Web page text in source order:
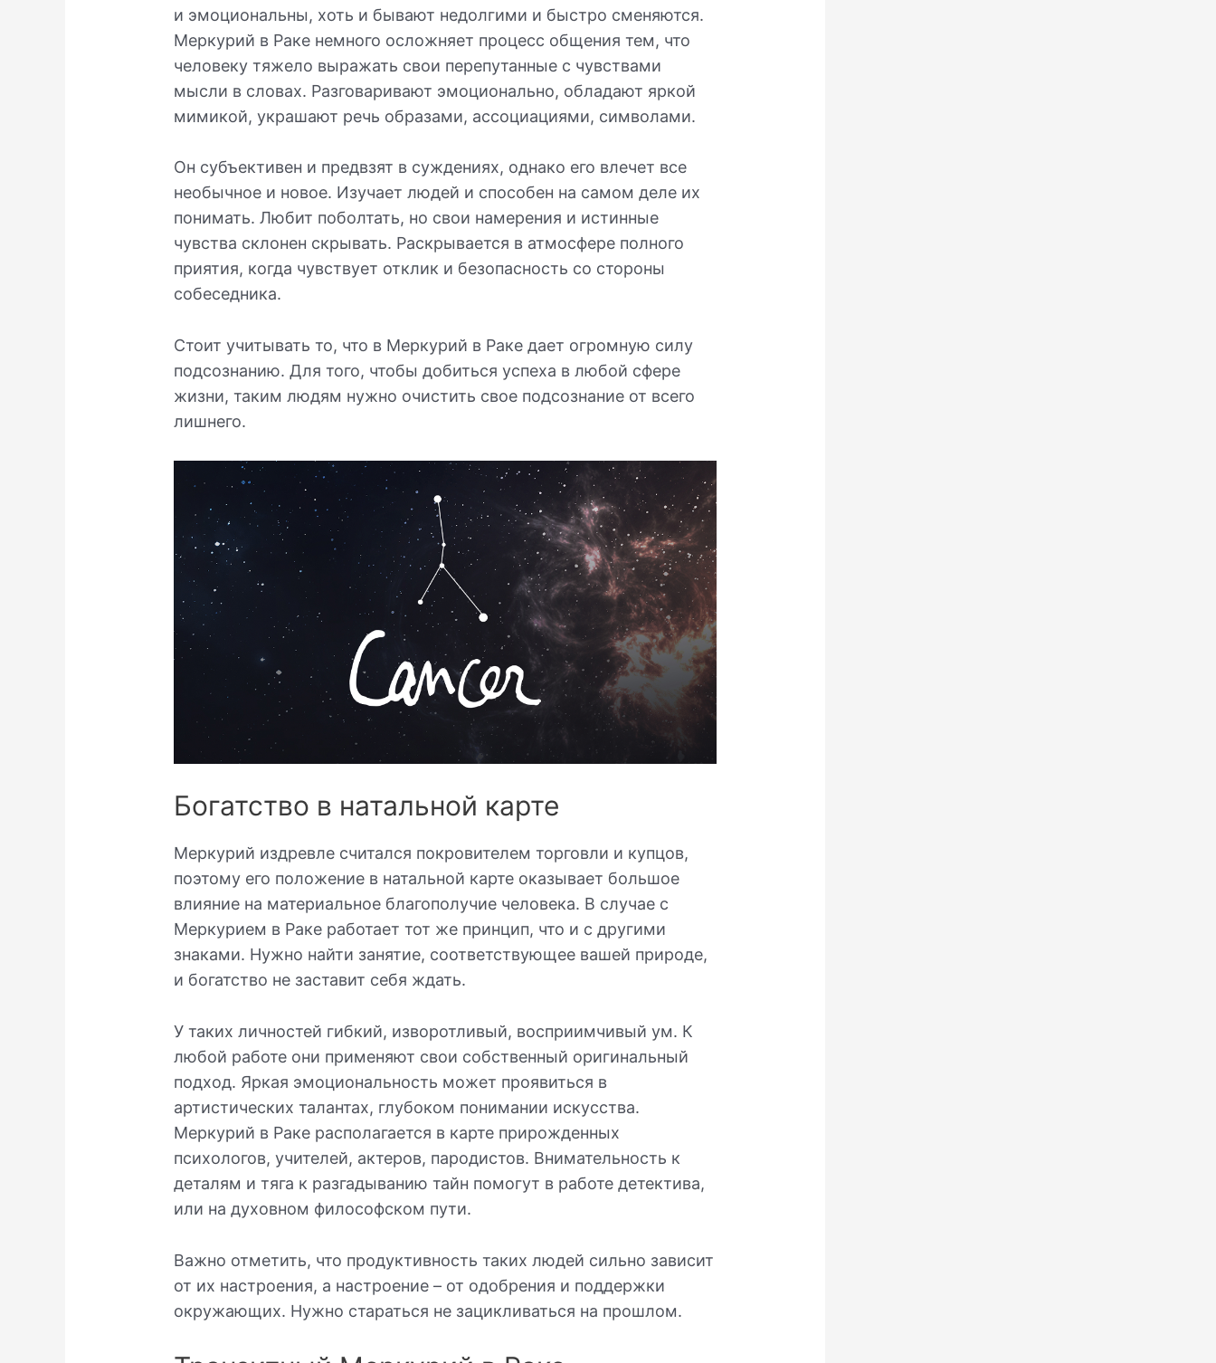
и эмоциональны, хоть и бывают недолгими и быстро сменяются.
Меркурий в Раке немного осложняет процесс общения тем, что
человеку тяжело выражать свои перепутанные с чувствами
мысли в словах. Разговаривают эмоционально, обладают яркой
мимикой, украшают речь образами, ассоциациями, символами.
Он субъективен и предвзят в суждениях, однако его влечет все
необычное и новое. Изучает людей и способен на самом деле их
понимать. Любит поболтать, но свои намерения и истинные
чувства склонен скрывать. Раскрывается в атмосфере полного
приятия, когда чувствует отклик и безопасность со стороны
собеседника.
Стоит учитывать то, что в Меркурий в Раке дает огромную силу
подсознанию. Для того, чтобы добиться успеха в любой сфере
жизни, таким людям нужно очистить свое подсознание от всего
лишнего.
Богатство в натальной карте
Меркурий издревле считался покровителем торговли и купцов,
поэтому его положение в натальной карте оказывает большое
влияние на материальное благополучие человека. В случае с
Меркурием в Раке работает тот же принцип, что и с другими
знаками. Нужно найти занятие, соответствующее вашей природе,
и богатство не заставит себя ждать.
У таких личностей гибкий, изворотливый, восприимчивый ум. К
любой работе они применяют свои собственный оригинальный
подход. Яркая эмоциональность может проявиться в
артистических талантах, глубоком понимании искусства.
Меркурий в Раке располагается в карте прирожденных
психологов, учителей, актеров, пародистов. Внимательность к
деталям и тяга к разгадыванию тайн помогут в работе детектива,
или на духовном философском пути.
Важно отметить, что продуктивность таких людей сильно зависит
от их настроения, а настроение – от одобрения и поддержки
окружающих. Нужно стараться не зацикливаться на прошлом.